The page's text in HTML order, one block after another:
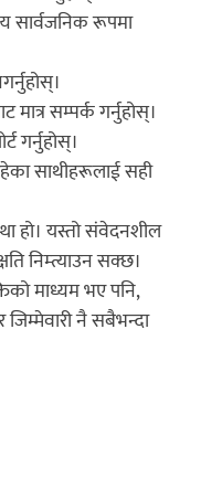
सार्वजनिक रूपमा
मात्र सम्पर्क गर्नुहोस्।
गर्नुहोस्।
साथीहरूलाई सही
हो। यस्तो संवेदनशील
निम्त्याउन सक्छ।
माध्यम भए पनि,
नै सबैभन्दा